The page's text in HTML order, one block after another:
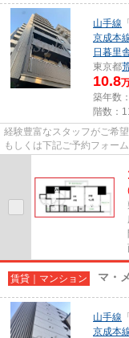
山手線 「
京成本
日暮里
東京都
10.8
築年数
階数：
経験豊富なスタッフがご希
もしくは下記ご予約フォー
賃貸｜マンション マ・
山手線 「
京成本